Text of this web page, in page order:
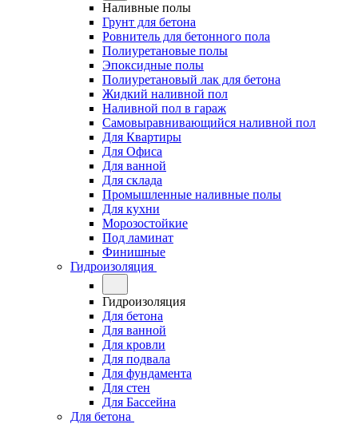
Наливные полы
Грунт для бетона
Ровнитель для бетонного пола
Полиуретановые полы
Эпоксидные полы
Полиуретановый лак для бетона
Жидкий наливной пол
Наливной пол в гараж
Самовыравнивающийся наливной пол
Для Квартиры
Для Офиса
Для ванной
Для склада
Промышленные наливные полы
Для кухни
Морозостойкие
Под ламинат
Финишные
Гидроизоляция
Гидроизоляция
Для бетона
Для ванной
Для кровли
Для подвала
Для фундамента
Для стен
Для Бассейна
Для бетона